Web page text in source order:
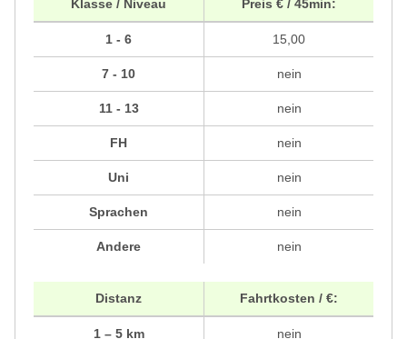
Klasse / Niveau
1 - 6
7 - 10
11 - 13
FH
Uni
Sprachen
Andere
Preis € / 45min:
15,00
nein
nein
nein
nein
nein
nein
Distanz
1 – 5 km
Fahrtkosten / €:
nein